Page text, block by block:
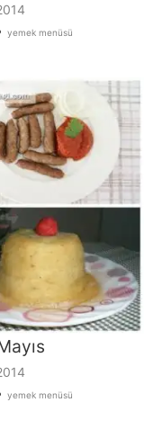
yemek menüsü
yemek menüsü